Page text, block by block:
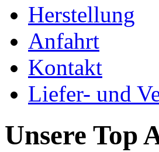
Herstellung
Anfahrt
Kontakt
Liefer- und
Unsere Top